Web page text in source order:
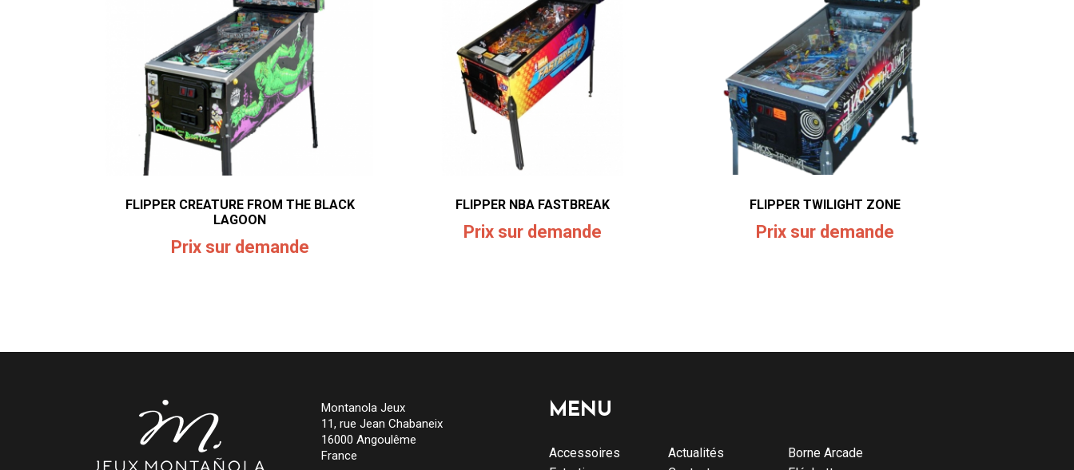
FLIPPER CREATURE FROM THE BLACK
LAGOON
Prix sur demande
FLIPPER NBA FASTBREAK
Prix sur demande
FLIPPER TWILIGHT ZONE
Prix sur demande
Montanola Jeux
11, rue Jean Chabaneix
16000 Angoulême
France
MENU
Accessoires
Actualités
Borne Arcade